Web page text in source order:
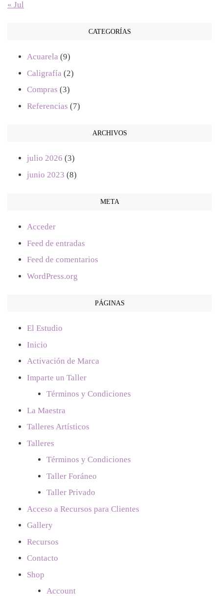
« Jul
CATEGORÍAS
Acuarela (9)
Caligrafía (2)
Compras (3)
Referencias (7)
ARCHIVOS
julio 2026 (3)
junio 2023 (8)
META
Acceder
Feed de entradas
Feed de comentarios
WordPress.org
PÁGINAS
El Estudio
Inicio
Activación de Marca
Imparte un Taller
Términos y Condiciones
La Maestra
Talleres Artísticos
Talleres
Términos y Condiciones
Taller Foráneo
Taller Privado
Acceso a Recursos para Clientes
Gallery
Recursos
Contacto
Shop
Account